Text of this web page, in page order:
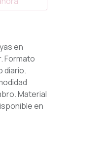
en
Formato
diario.
Material
en